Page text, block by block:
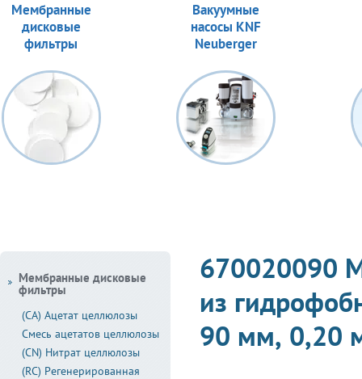
Мембранные
дисковые
фильтры
Вакуумные
насосы KNF
Neuberger
670020090
из
90 мм, 0,20
Мембранные дисковые
фильтры
(CA) Ацетат целлюлозы
Смесь ацетатов целлюлозы
(CN) Нитрат целлюлозы
(RC) Регенерированная